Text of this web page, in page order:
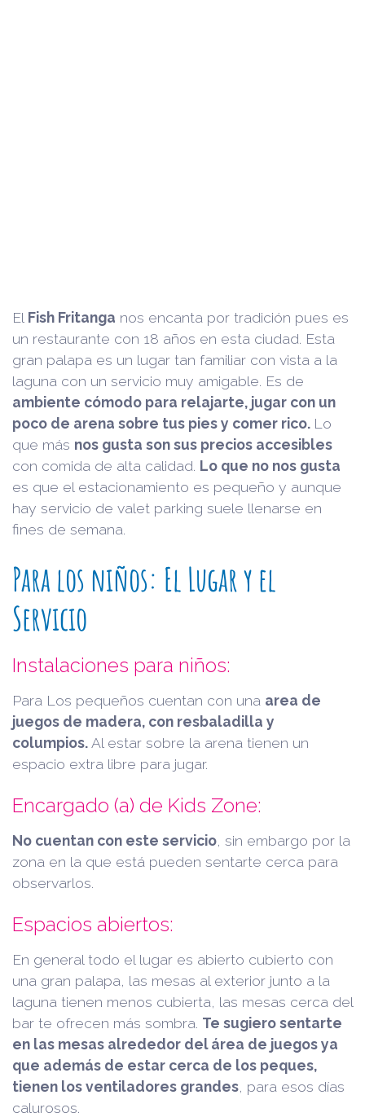
El Fish Fritanga nos encanta por tradición pues es
un restaurante con 18 años en esta ciudad. Esta
gran palapa es un lugar tan familiar con vista a la
laguna con un servicio muy amigable. Es de
ambiente cómodo para relajarte, jugar con un
poco de arena sobre tus pies y comer rico. Lo
que más nos gusta son sus precios accesibles
con comida de alta calidad. Lo que no nos gusta
es que el estacionamiento es pequeño y aunque
hay servicio de valet parking suele llenarse en
fines de semana.
Para los niños: El Lugar y el
Servicio
Instalaciones para niños:
Para Los pequeños cuentan con una area de
juegos de madera, con resbaladilla y
columpios. Al estar sobre la arena tienen un
espacio extra libre para jugar.
Encargado (a) de Kids Zone:
No cuentan con este servicio , sin embargo por la
zona en la que está pueden sentarte cerca para
observarlos.
Espacios abiertos:
En general todo el lugar es abierto cubierto con
una gran palapa, las mesas al exterior junto a la
laguna tienen menos cubierta, las mesas cerca del
bar te ofrecen más sombra. Te sugiero sentarte
en las mesas alrededor del área de juegos ya
que además de estar cerca de los peques,
tienen los ventiladores grandes , para esos días
calurosos.